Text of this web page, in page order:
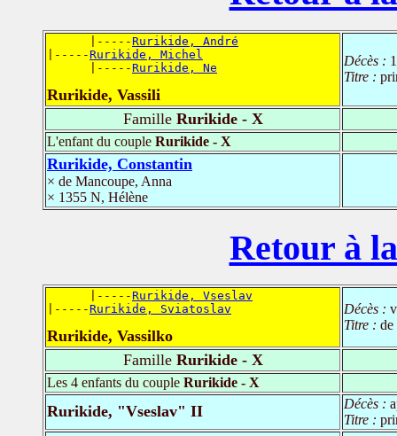
      |-----
Rurikide, André
|-----Rurikide, Michel
      |-----
Rurikide, Ne
Rurikide, Vassili
Décès :
Titre :
FamilleRurikide - X
L'enfant du couple Rurikide - X
Rurikide, Constantin
× de Mancoupe, Anna
× 1355 N, Hélène
Retour à
      |-----
Rurikide, Vseslav
|-----Rurikide, Sviatoslav
Rurikide, Vassilko
Décès :
Titre : de
FamilleRurikide - X
Les 4 enfants du couple Rurikide - X
Rurikide, "Vseslav" II Décès :
Titre :